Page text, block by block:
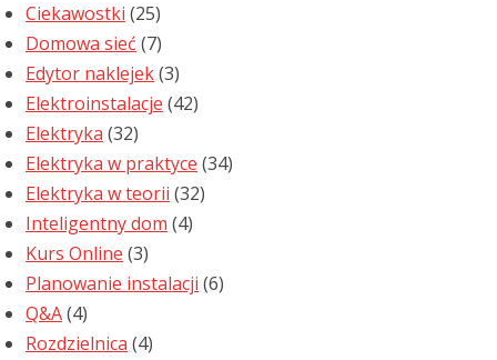
Ciekawostki (25)
Domowa sieć (7)
Edytor naklejek(3)
Elektroinstalacje (42)
Elektryka (32)
Elektryka w praktyce (34)
Elektryka w teorii (32)
Inteligentny dom (4)
Kurs Online (3)
Planowanie instalacji (6)
Q&A(4)
Rozdzielnica (4)